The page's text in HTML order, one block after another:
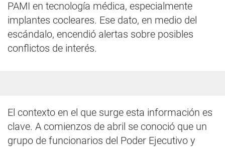
PAMI en tecnología médica, especialmente
implantes cocleares. Ese dato, en medio del
escándalo, encendió alertas sobre posibles
conflictos de interés.
El contexto en el que surge esta información es
clave. A comienzos de abril se conoció que un
grupo de funcionarios del Poder Ejecutivo y